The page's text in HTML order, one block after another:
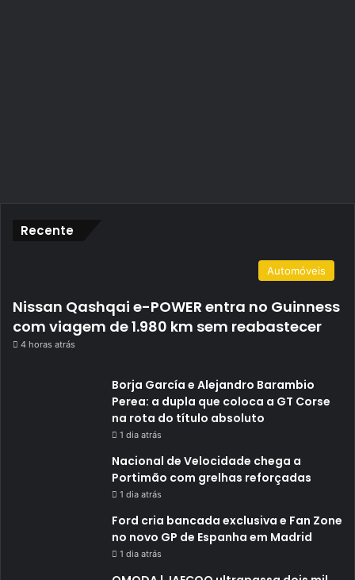
Recente
Automóveis
Nissan Qashqai e-POWER entra no Guinness
com viagem de 1.980 km sem reabastecer
4 horas atrás
Borja García e Alejandro Barambio
Perea: a dupla que coloca a GT Corse
na rota do título absoluto
1 dia atrás
Nacional de Velocidade chega a
Portimão com grelhas reforçadas
1 dia atrás
Ford cria bancada exclusiva e Fan Zone
no novo GP de Espanha em Madrid
1 dia atrás